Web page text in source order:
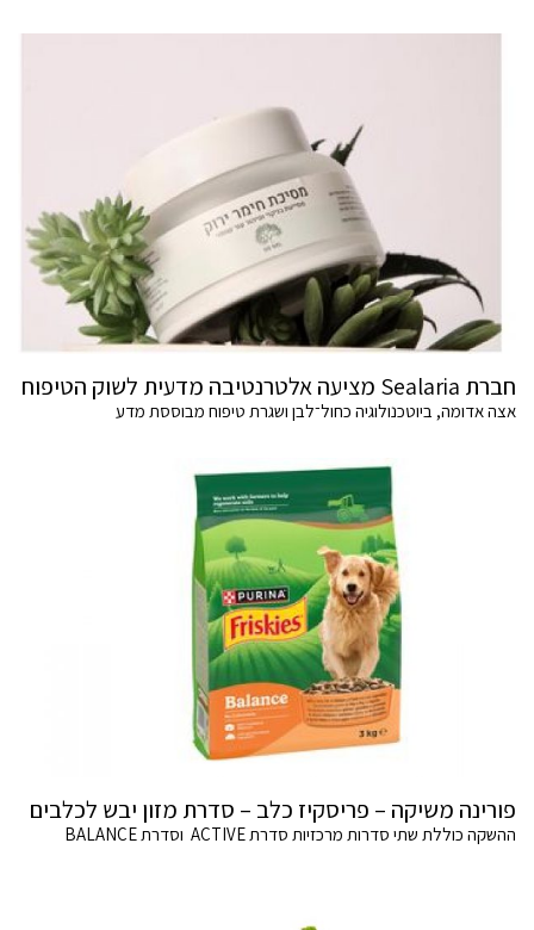
חברת Sealaria מציעה אלטרנטיבה מדעית לשוק הטיפוח
אצה אדומה, ביוטכנולוגיה כחול־לבן ושגרת טיפוח מבוססת מדע
פורינה משיקה – פריסקיז כלב – סדרת מזון יבש לכלבים
ההשקה כוללת שתי סדרות מרכזיות סדרת ACTIVE וסדרת BALANCE